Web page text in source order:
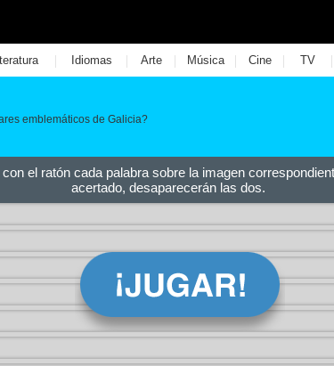
| Idiomas | Arte | Música | Cine | TV |
emblemáticos de Galicia?
el ratón cada palabra sobre la imagen
acertado, desaparecerán las dos.